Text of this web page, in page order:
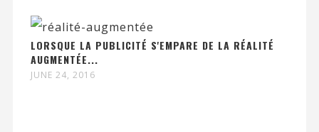
LORSQUE LA PUBLICITÉ S'EMPARE DE LA RÉALITÉ
AUGMENTÉE...
JUNE 24, 2016